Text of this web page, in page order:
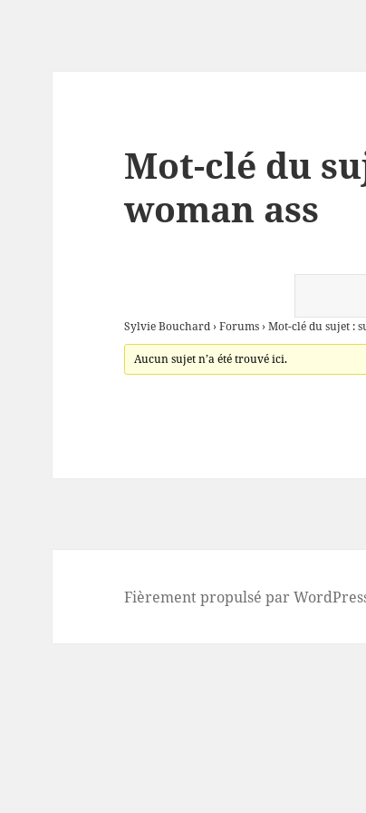
Mot-clé du
woman ass
Sylvie Bouchard ›Forums ›Mot-clé du sujet :
Aucun sujet n’a été trouvé ici.
Fièrement propulsé par